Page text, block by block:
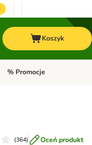
Koszyk
Otwórz menu kategorii: Top
% Promocje
(364)
Oceń produkt